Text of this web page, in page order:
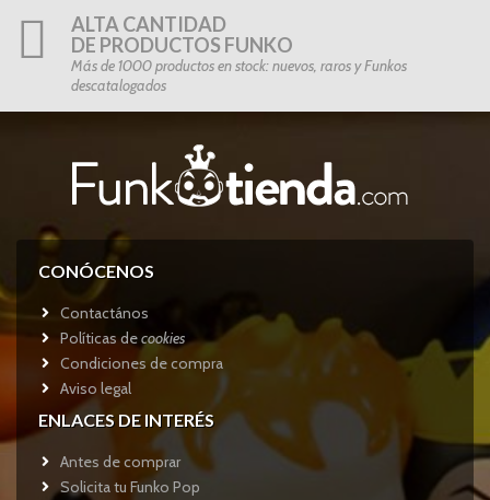
ALTA CANTIDAD
DE PRODUCTOS FUNKO
Más de 1000 productos en stock: nuevos, raros y Funkos
descatalogados
CONÓCENOS
Contactános
Políticas decookies
Condiciones de compra
Aviso legal
ENLACES DE INTERÉS
Antes de comprar
Solicita tu Funko Pop